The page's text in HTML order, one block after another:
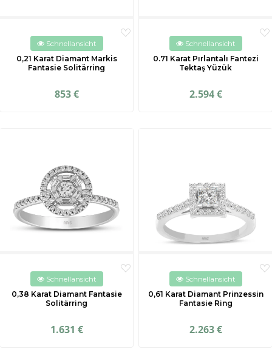
Schnellansicht
0,21 Karat Diamant Markis
Fantasie Solitärring
853 €
Schnellansicht
0.71 Karat Pırlantalı Fantezi
Tektaş Yüzük
2.594 €
Schnellansicht
0,38 Karat Diamant Fantasie
Solitärring
1.631 €
Schnellansicht
0,61 Karat Diamant Prinzessin
Fantasie Ring
2.263 €